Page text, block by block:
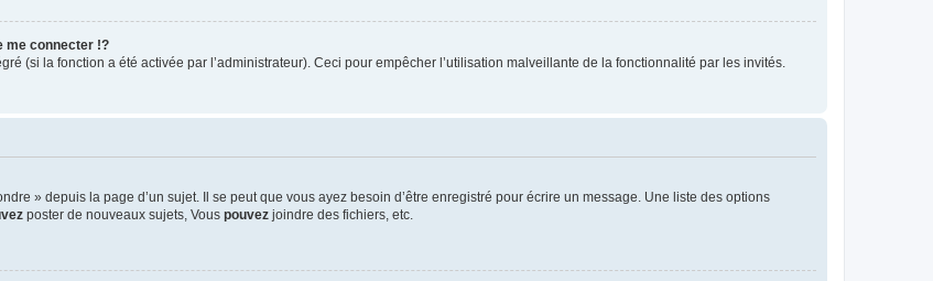
me connecter !?
(si la fonction a été activée par l’administrateur). Ceci pour empêcher l’utilisation malveillante de la fonctionnalité par les invités.
» depuis la page d’un sujet. Il se peut que vous ayez besoin d’être enregistré pour écrire un message. Une liste des options
poster de nouveaux sujets, Vous pouvez joindre des fichiers, etc.